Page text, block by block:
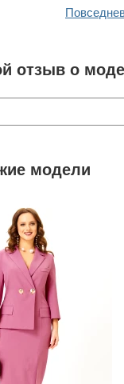
отзыв о
модели